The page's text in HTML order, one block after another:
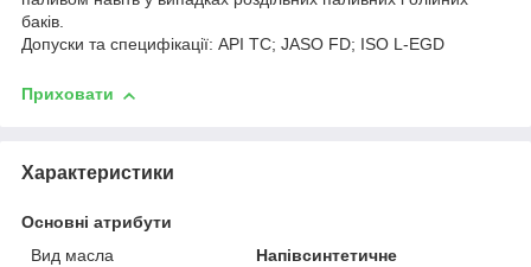
баків.
Допуски та специфікації: API TC; JASO FD; ISO L-EGD
Приховати
Характеристики
Основні атрибути
Вид масла
Напівсинтетичне